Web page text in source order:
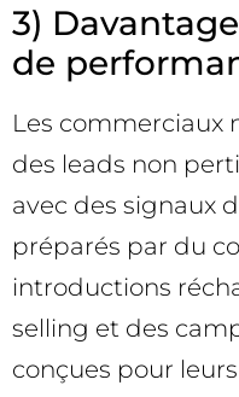
3)
de
Les commerciaux
des leads non
avec des signaux
préparés par du
introductions
selling et des
conçues pour